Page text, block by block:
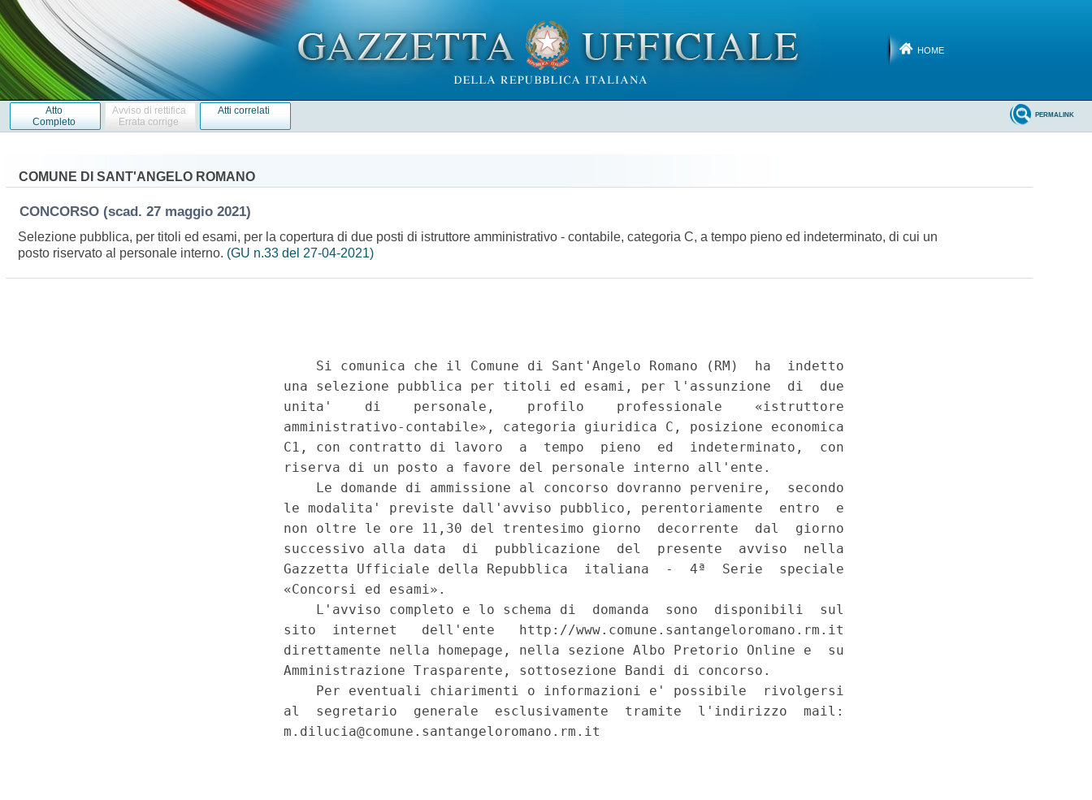
HOME
Atto
Completo
Avviso di rettifica
Errata corrige
Atti correlati PERMALINK
COMUNE DI SANT'ANGELO ROMANO
CONCORSO (scad. 27 maggio 2021)
Selezione pubblica, per titoli ed esami, per la copertura di due posti di istruttore amministrativo - contabile, categoria C, a tempo pieno ed indeterminato, di cui un
posto riservato al personale interno. (GU n.33 del 27-04-2021)